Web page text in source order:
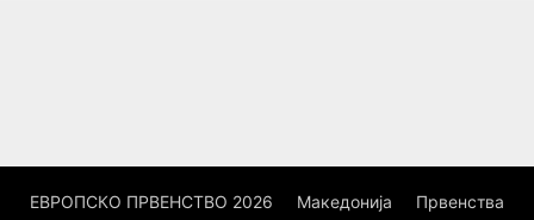
ЕВРОПСКО ПРВЕНСТВО 2026 Македонија Првенства